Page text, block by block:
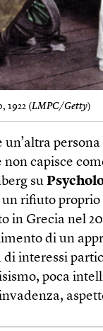
1922 (LMPC/Getty)
non capisce
su
rifiuto
in Grecia nel
di un
di interessi
poca